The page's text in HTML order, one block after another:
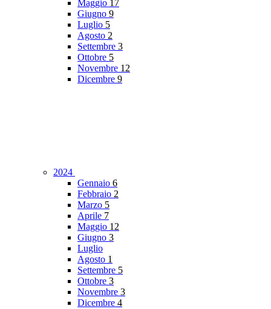
Maggio 17
Giugno 9
Luglio 5
Agosto 2
Settembre 3
Ottobre 5
Novembre 12
Dicembre 9
2024
Gennaio 6
Febbraio 2
Marzo 5
Aprile 7
Maggio 12
Giugno 3
Luglio
Agosto 1
Settembre 5
Ottobre 3
Novembre 3
Dicembre 4